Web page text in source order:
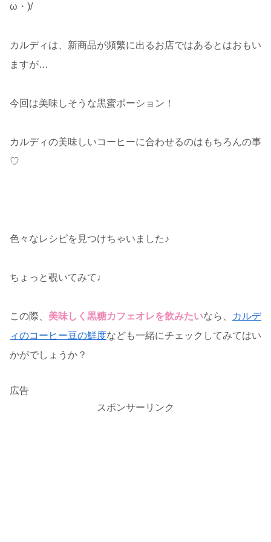
ω・)/
カルディは、新商品が頻繁に出るお店ではあるとはおもい
ますが…
今回は美味しそうな黒蜜ポーション！
カルディの美味しいコーヒーに合わせるのはもちろんの事
♡
色々なレシピを見つけちゃいました♪
ちょっと覗いてみて♩
この際、 美味しく黒糖カフェオレを飲みたいなら、
カルデ
ィのコーヒー豆の鮮度なども一緒にチェックしてみてはい
かがでしょうか？
広告
スポンサーリンク